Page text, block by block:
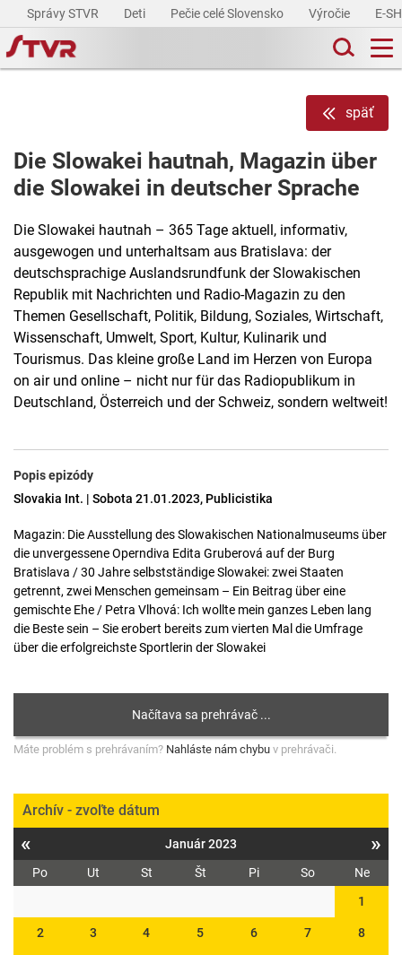
Správy STVR Deti Pečie celé Slovensko Výročie E-
späť
Die Slowakei hautnah, Magazin über
die Slowakei in deutscher Sprache
Die Slowakei hautnah – 365 Tage aktuell, informativ,
ausgewogen und unterhaltsam aus Bratislava: der
deutschsprachige Auslandsrundfunk der Slowakischen
Republik mit Nachrichten und Radio-Magazin zu den
Themen Gesellschaft, Politik, Bildung, Soziales, Wirtschaft,
Wissenschaft, Umwelt, Sport, Kultur, Kulinarik und
Tourismus. Das kleine große Land im Herzen von Europa
on air und online – nicht nur für das Radiopublikum in
Deutschland, Österreich und der Schweiz, sondern weltweit!
Popis epizódy
Slovakia Int. | Sobota 21.01.2023, Publicistika
Magazin: Die Ausstellung des Slowakischen Nationalmuseums über
die unvergessene Operndiva Edita Gruberová auf der Burg
Bratislava / 30 Jahre selbstständige Slowakei: zwei Staaten
getrennt, zwei Menschen gemeinsam – Ein Beitrag über eine
gemischte Ehe / Petra Vlhová: Ich wollte mein ganzes Leben lang
die Beste sein – Sie erobert bereits zum vierten Mal die Umfrage
über die erfolgreichste Sportlerin der Slowakei
Máte problém s prehrávaním? Nahláste nám chybu v prehrávači.
Archív - zvoľte dátum
« Január 2023 »
Po Ut St Št Pi So
Ne
1
2 3 4 5 6 7 8